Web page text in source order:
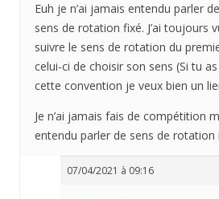
Euh je n’ai jamais entendu parler
sens de rotation fixé. J’ai toujours
suivre le sens de rotation du
celui-ci de choisir son sens (Si tu
cette convention je veux bien un
Je n’ai jamais fais de compétition
entendu parler de sens de rotation
07/04/2021 à 09:16